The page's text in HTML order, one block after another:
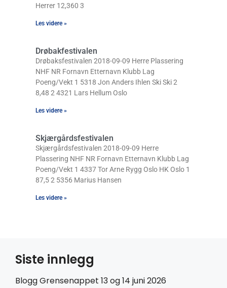
Herrer 12,360 3
Les videre »
Drøbakfestivalen
Drøbaksfestivalen 2018-09-09 Herre Plassering
NHF NR Fornavn Etternavn Klubb Lag
Poeng/Vekt 1 5318 Jon Anders Ihlen Ski Ski 2
8,48 2 4321 Lars Hellum Oslo
Les videre »
Skjærgårdsfestivalen
Skjærgårdsfestivalen 2018-09-09 Herre
Plassering NHF NR Fornavn Etternavn Klubb Lag
Poeng/Vekt 1 4337 Tor Arne Rygg Oslo HK Oslo 1
87,5 2 5356 Marius Hansen
Les videre »
Siste innlegg
Blogg Grensenappet 13 og 14 juni 2026